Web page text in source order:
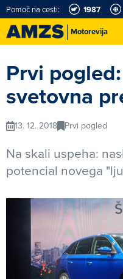
Motorevija
Pomoč na cesti: 1987
Prvi
svetovna
13. 12. 2018 Prvi pogled
Na skali uspeha:
potencial novega